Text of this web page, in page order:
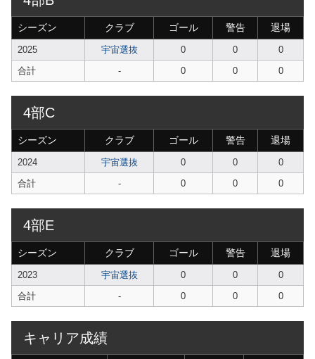
シーズン クラブ ゴール 警告 退場
2025 宇宙選抜 0 0
0
合計
- 0 0 0
4部C
シーズン クラブ ゴール 警告 退場
2024 宇宙選抜 0 0
0
合計
- 0 0 0
4部E
シーズン クラブ ゴール 警告 退場
2023 宇宙選抜 0 0
0
合計
- 0 0 0
キャリア成績